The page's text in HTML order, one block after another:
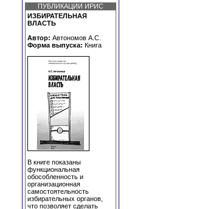
ПУБЛИКАЦИИ ИРИС
ИЗБИРАТЕЛЬНАЯ
ВЛАСТЬ
Автор: Автономов А.С.
Форма выпуска: Книга
В книге показаны
функциональная
обособленность и
организационная
самостоятельность
избирательных органов,
что позволяет сделать